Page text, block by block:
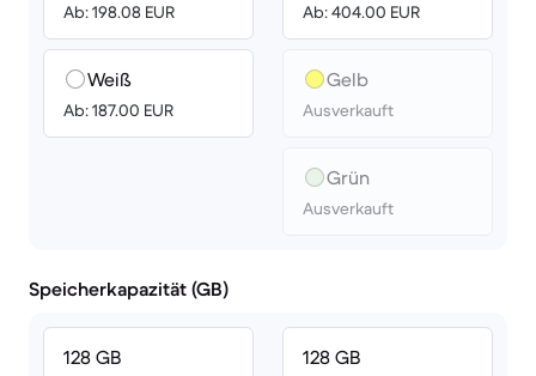
Ab: 198.08 EUR
Weiß
Ab: 187.00 EUR
Ab: 404.00 EUR
Gelb
Ausverkauft
Grün
Ausverkauft
Speicherkapazität (GB)
128 GB 128 GB